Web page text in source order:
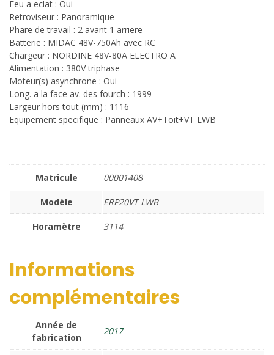
Feu a eclat : Oui
Retroviseur : Panoramique
Phare de travail : 2 avant 1 arriere
Batterie : MIDAC 48V-750Ah avec RC
Chargeur : NORDINE 48V-80A ELECTRO A
Alimentation : 380V triphase
Moteur(s) asynchrone : Oui
Long. a la face av. des fourch : 1999
Largeur hors tout (mm) : 1116
Equipement specifique : Panneaux AV+Toit+VT LWB
Matricule 00001408
Modèle ERP20VT LWB
Horamètre 3114
Informations
complémentaires
Année de
fabrication
2017